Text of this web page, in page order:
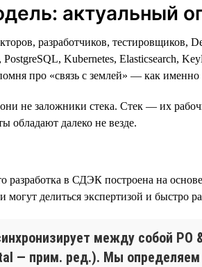
актуальный
разработчиков, тестировщиков,
Kubernetes, Elasticsearch,
про «связь с землей» — как
не заложники стека. Стек — их
обладают далеко не везде.
разработка в СДЭК построена на
могут делиться экспертизой и быстро
между собой
— прим. ред.). Мы